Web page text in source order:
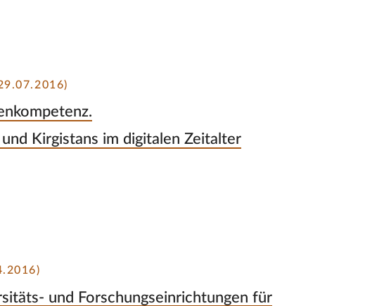
Kirgistans im digitalen Zeitalter
und Forschungseinrichtungen für